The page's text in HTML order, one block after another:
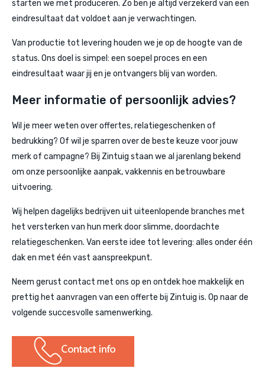
starten we met produceren. Zo ben je altijd verzekerd van een
eindresultaat dat voldoet aan je verwachtingen.
Van productie tot levering houden we je op de hoogte van de
status. Ons doel is simpel: een soepel proces en een
eindresultaat waar jij en je ontvangers blij van worden.
Meer informatie of persoonlijk advies?
Wil je meer weten over offertes, relatiegeschenken of
bedrukking? Of wil je sparren over de beste keuze voor jouw
merk of campagne? Bij Zintuig staan we al jarenlang bekend
om onze persoonlijke aanpak, vakkennis en betrouwbare
uitvoering.
Wij helpen dagelijks bedrijven uit uiteenlopende branches met
het versterken van hun merk door slimme, doordachte
relatiegeschenken. Van eerste idee tot levering: alles onder één
dak en met één vast aanspreekpunt.
Neem gerust contact met ons op en ontdek hoe makkelijk en
prettig het aanvragen van een offerte bij Zintuig is. Op naar de
volgende succesvolle samenwerking.